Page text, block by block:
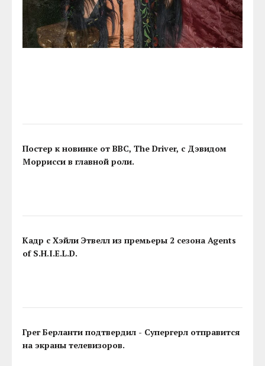
Постер к новинке от BBC, The Driver, с Дэвидом
Моррисси в главной роли.
Кадр с Хэйли Этвелл из премьеры 2 сезона Agents
of S.H.I.E.L.D.
Грег Берланти подтвердил - Супергерл отправится
на экраны телевизоров.